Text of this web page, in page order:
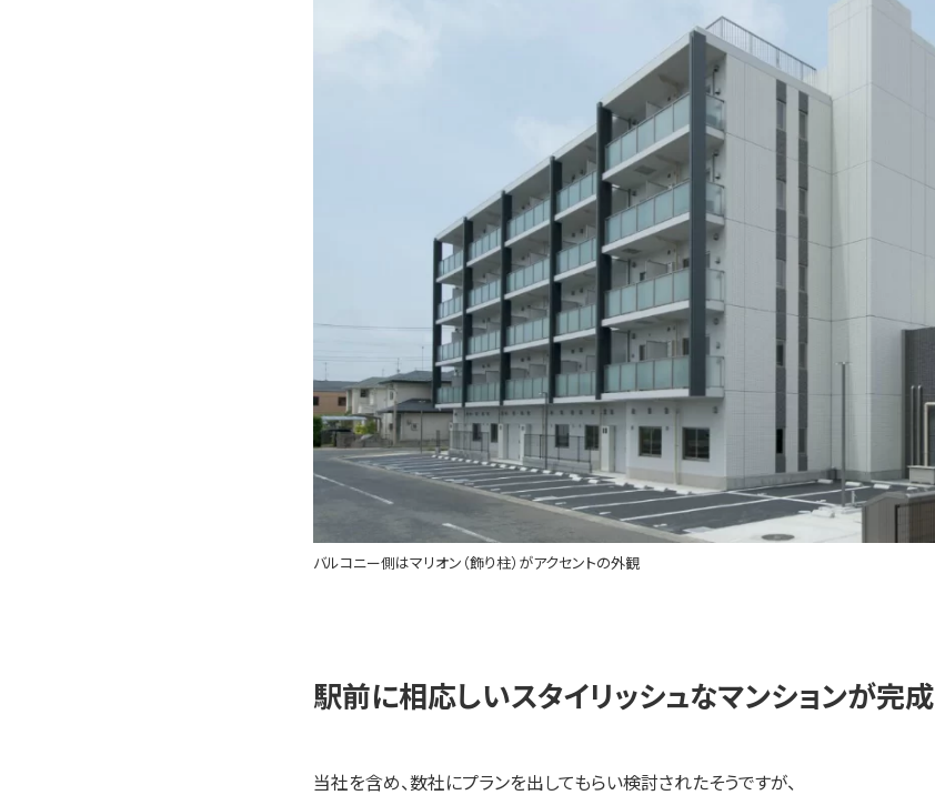
バルコニー側はマリオン（飾り柱）がアクセントの外観
駅前に相応しいスタイリッシュなマンションが完成
当社を含め、数社にプランを出してもらい検討されたそうですが、